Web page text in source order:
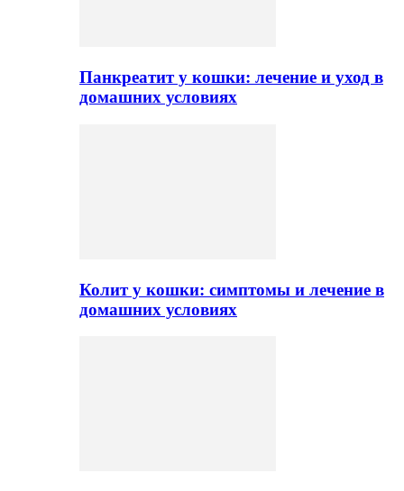
Панкреатит у кошки: лечение и уход в
домашних условиях
Колит у кошки: симптомы и лечение в
домашних условиях